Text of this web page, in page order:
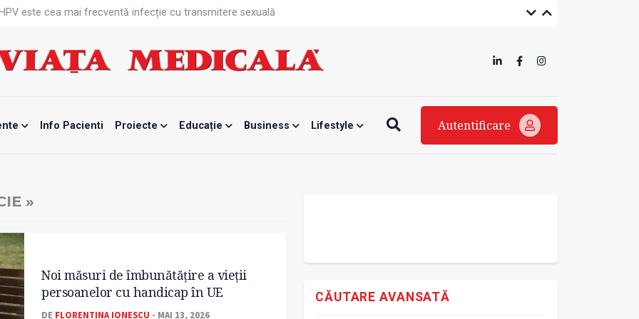
este cea mai frecventă infecție cu transmitere sexuală
blocată temporar
de la specialiști
mamei și copilului
Info Pacienti Proiecte Educație Business Lifestyle Autentificare
»
Noi măsuri de îmbunătățire a vieții
persoanelor cu handicap în UE
DE FLORENTINA IONESCU - MAI 13, 2026
CĂUTARE AVANSATĂ